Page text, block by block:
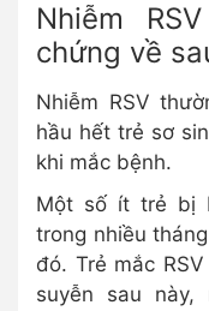
Nhiễm
chứng về
Nhiễm RSV
hầu hết trẻ sơ
khi mắc bệnh.
Một số ít trẻ bị
trong nhiều
đó. Trẻ mắc
suyễn sau này,